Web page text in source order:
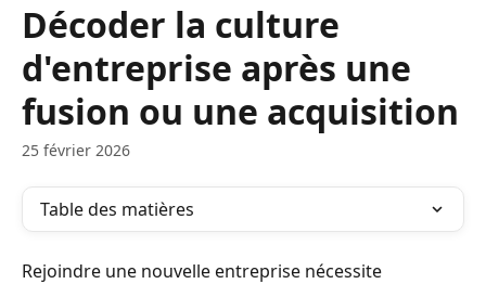
Décoder la culture
d'entreprise après une
fusion ou une acquisition
25 février 2026
Table des matières
Rejoindre une nouvelle entreprise nécessite